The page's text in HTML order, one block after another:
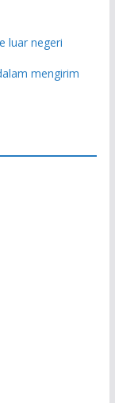
luar negeri
mengirim